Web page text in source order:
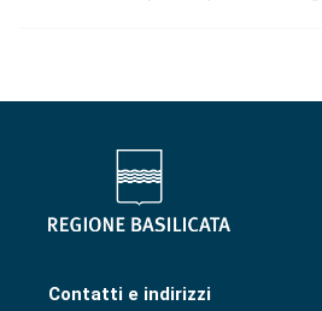
Contatti e indirizzi